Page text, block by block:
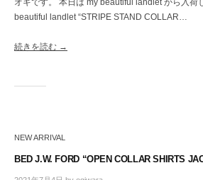
オギです。 本日は my beautiful landlet から入
beautiful landlet “STRIPE STAND COLLAR…
続きを読む →
NEW ARRIVAL
BED J.W. FORD “OPEN COLLAR SHIRTS